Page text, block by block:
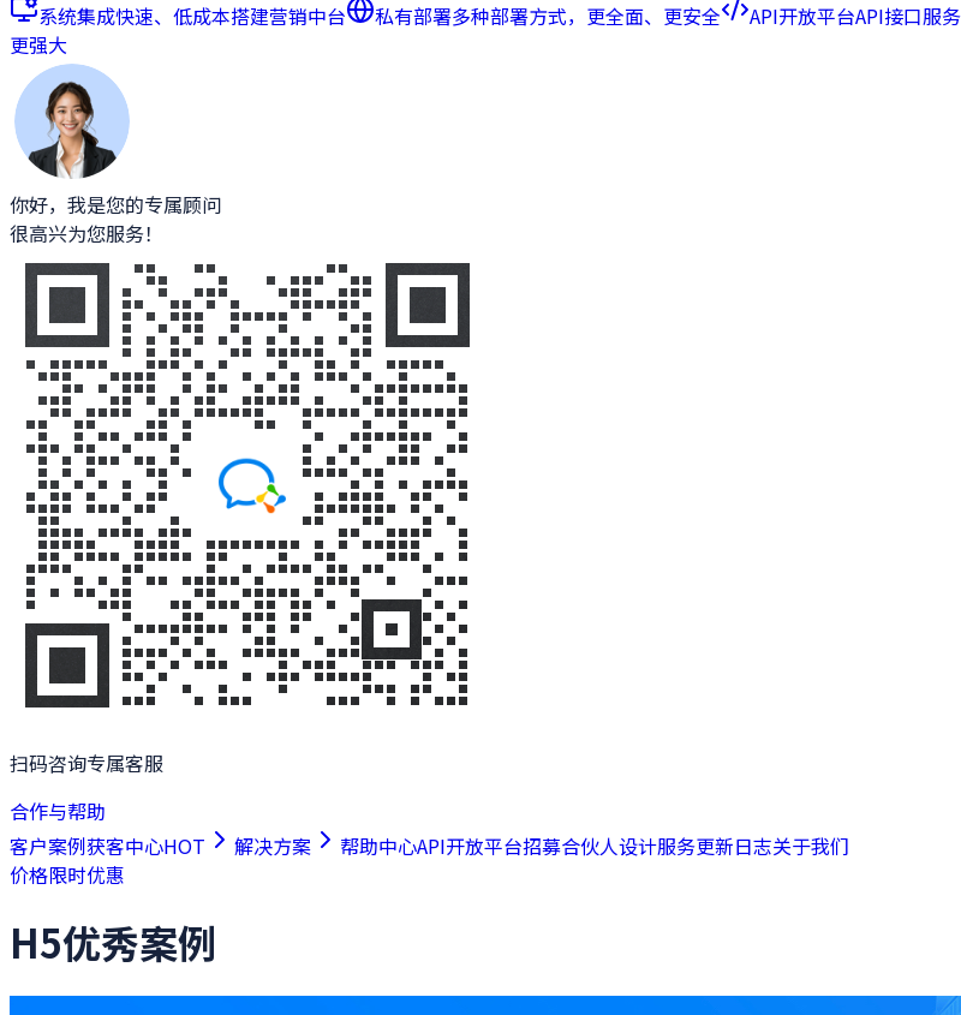
系统集成快速、低成本搭建营销中台 私有部署多种部署方式，更全面、更安全 API开放平台API接口服
更强大
你好，我是您的专属顾问
很高兴为您服务！
扫码咨询专属客服
合作与帮助
客户案例获客中心HOT 解决方案 帮助中心API开放平台招募合伙人设计服务更新日志关于我们
价格限时优惠
H5优秀案例